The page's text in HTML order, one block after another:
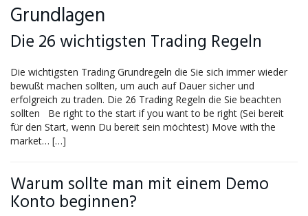
Grundlagen
Die 26 wichtigsten Trading Regeln
Die wichtigsten Trading Grundregeln die Sie sich immer wieder
bewußt machen sollten, um auch auf Dauer sicher und
erfolgreich zu traden. Die 26 Trading Regeln die Sie beachten
sollten Be right to the start if you want to be right (Sei bereit
für den Start, wenn Du bereit sein möchtest) Move with the
market… […]
Warum sollte man mit einem Demo
Konto beginnen?